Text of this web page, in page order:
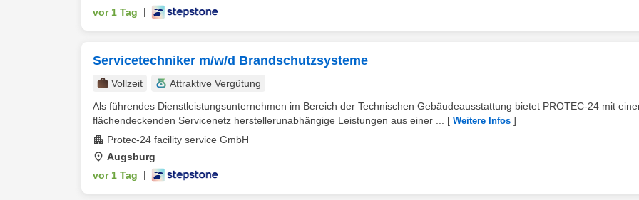
vor 1 Tag
Servicetechniker m/w/d Brandschutzsysteme
Vollzeit
Attraktive Vergütung
Als führendes Dienstleistungsunternehmen im Bereich der Technischen Gebäudeausstattung bietet PROTEC-24 mit
flächendeckenden Servicenetz herstellerunabhängige Leistungen aus einer ...
[ Weitere Infos ]
Protec-24 facility service GmbH
Augsburg
vor 1 Tag